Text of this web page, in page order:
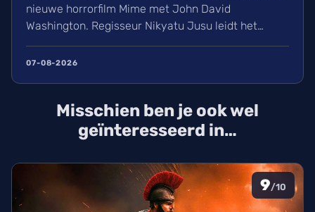
nieuwe horrorfilm Mime met John David
Washington. Regisseur Nikyatu Jusu leidt het
nieuws over streamingtoppers zoals Hit Man en
Thursday Murder Club.
07-08-2026
Misschien ben je ook wel
geïnteresseerd in…
9/10